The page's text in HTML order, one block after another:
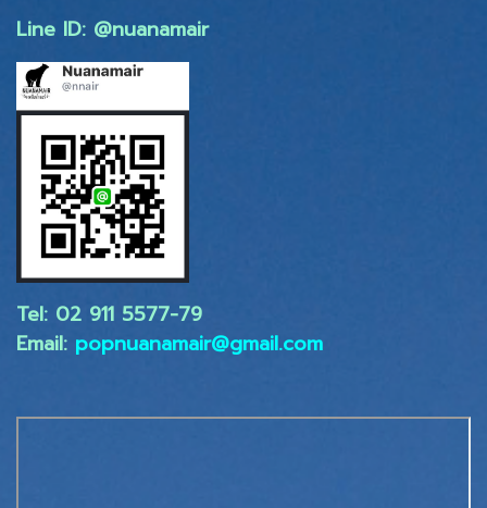
Line ID: @nuanamair
Tel: 02 ​911 5577-79
Email: popnuanamair@gmail.com